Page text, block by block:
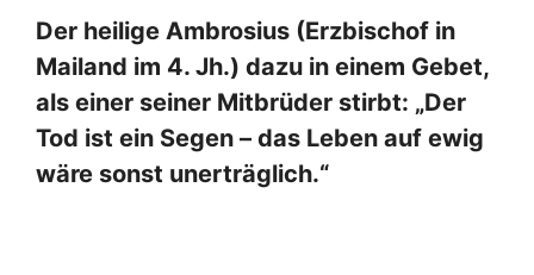
Der heilige Ambrosius (Erzbischof in
Mailand im 4. Jh.) dazu in einem Gebet,
als einer seiner Mitbrüder stirbt: „Der
Tod ist ein Segen – das Leben auf ewig
wäre sonst unerträglich.“